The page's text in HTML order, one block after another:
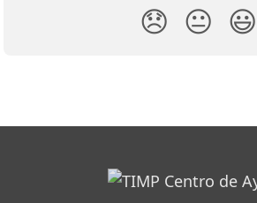
😞 😐 😃